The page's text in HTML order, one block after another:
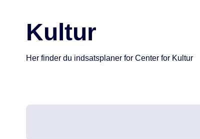
Kultur
Her finder du indsatsplaner for Center for Kultur